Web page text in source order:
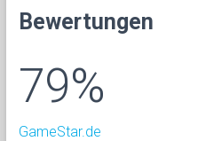
Bewertungen
79%
GameStar.de